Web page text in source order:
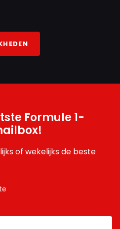
Formule 1-
of wekelijks de beste